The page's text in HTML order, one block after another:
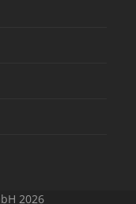
2026